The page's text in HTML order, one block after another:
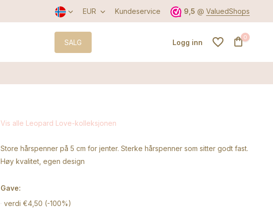
EUR Kundeservice 9,5 @ ValuedShops
SALG Logg inn
0
Vis alle Leopard Love-kolleksjonen
Store hårspenner på 5 cm for jenter. Sterke hårspenner som sitter godt fast.
Høy kvalitet, egen design
Gave:
verdi €4,50 (-100%)